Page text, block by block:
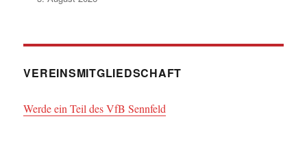
VEREINSMITGLIEDSCHAFT
Werde ein Teil des VfB Sennfeld